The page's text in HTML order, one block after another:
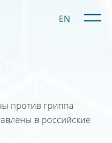
EN
против гриппа
в российские